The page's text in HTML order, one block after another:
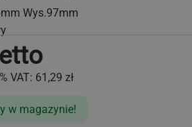
Wys.97mm
VAT: 61,29 zł
w magazynie!